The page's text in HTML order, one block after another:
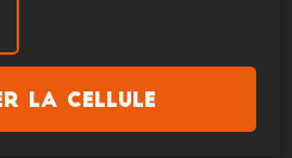
la cellule